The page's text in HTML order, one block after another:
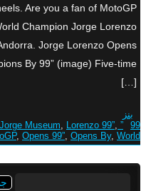
Are you a fan of MotoGP
Champion Jorge Lorenzo
Jorge Lorenzo Opens
By 99” (image) Five-time
[…]
بنز
99” Museum
Jorge Museum, Lorenzo 99”,
, Opens 99”, Opens By, World